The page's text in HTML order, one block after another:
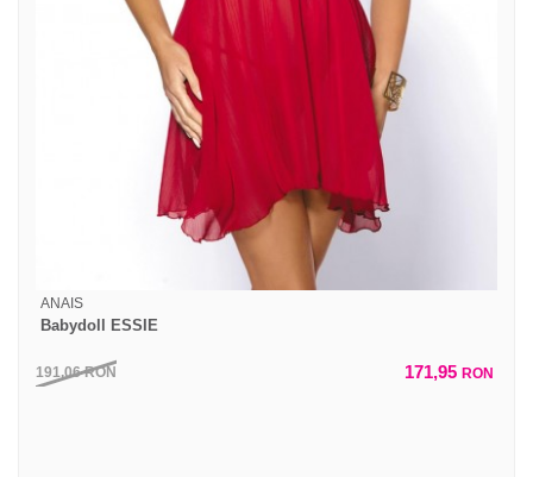
ANAIS
Babydoll ESSIE
191,06RON 171,95 RON